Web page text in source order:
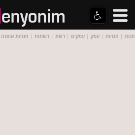
חנות | חנויות | עסק | עסקים | רשת | רשתות | חנויות אופנה